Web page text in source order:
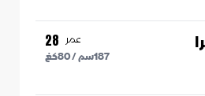
عمر 28
187سم /80كغ